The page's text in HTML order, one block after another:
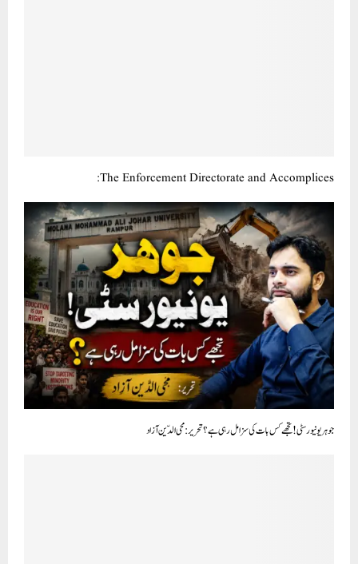
The Enforcement Directorate and Accomplices:
جوہر یونیورسٹی! تجھے کس بات کی سزا مل رہی ہے؟ تحریر : محی الدّین آزاد